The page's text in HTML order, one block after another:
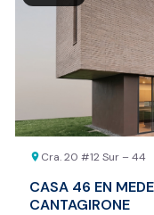
20.000 COP
location_on Cra. 20 #12 Sur – 44
CASA 46 EN
CANTAGIRONE